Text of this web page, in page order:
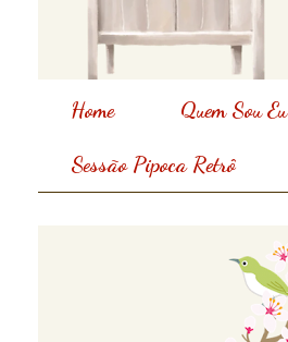
Home Quem Sou Eu
Sessão Pipoca Retrô